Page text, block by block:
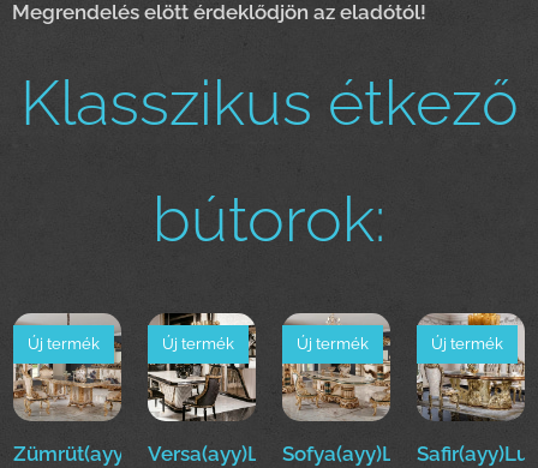
Megrendelés elött érdeklődjön az eladótól!
Klasszikus étkező
bútorok:
Zümrüt(ayy)Luxus
Új termék
Versa(ayy)Luxus
Új termék
Sofya(ayy)Luxus
Új termék Új termék